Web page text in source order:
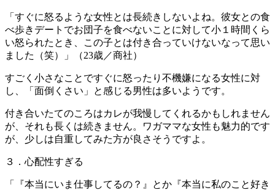
「すぐに怒るような女性とは長続きしないよね。彼女との食
べ歩きデートでお団子を食べないことに対して小１時間くら
い怒られたとき、この子とは付き合っていけないなって思い
ました（笑）」（23歳／商社）
すごく小さなことですぐに怒ったり不機嫌になる女性に対
し、「面倒くさい」と感じる男性は多いようです。
付き合いたてのころはカレが我慢してくれるかもしれません
が、それも長くは続きません。ワガママな女性も魅力的です
が、少しは自重してみた方が良さそうですよ。
３．心配性すぎる
「『本当にいま仕事してるの？』とか『本当に私のこと好き